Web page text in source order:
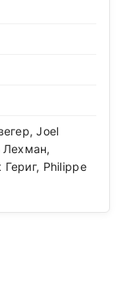
Joel
Лехман,
Philippe